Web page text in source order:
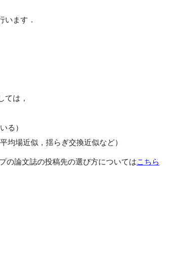
います．
ては，
る）
均場近似，揺らぎ交換近似など）
の論文誌の投稿先の選び方についてはこちら